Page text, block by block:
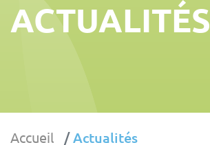
ACTUALITÉS
Accueil Actualités